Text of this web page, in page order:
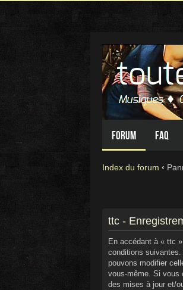
Forum FAQ
Index du forum ‹
ttc -
En accédant à « ttc
conditions suivantes.
pouvons modifier
vous-même. Si vous
des mises à jour et/